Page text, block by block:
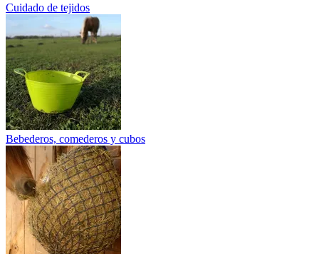
Cuidado de tejidos
Bebederos, comederos y cubos